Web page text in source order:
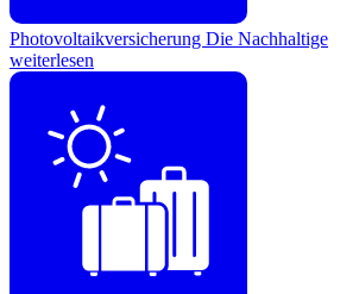
Photovoltaikversicherung Die Nachhaltige
weiterlesen